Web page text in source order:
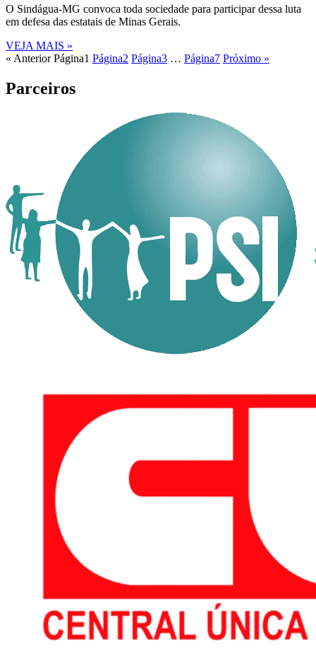
O Sindágua-MG convoca toda sociedade para participar dessa luta
em defesa das estatais de Minas Gerais.
VEJA MAIS »
« Anterior Página1 Página2 Página3 … Página7 Próximo »
Parceiros